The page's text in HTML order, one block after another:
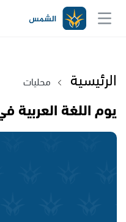
الرئيسية محليات
يوم اللغة